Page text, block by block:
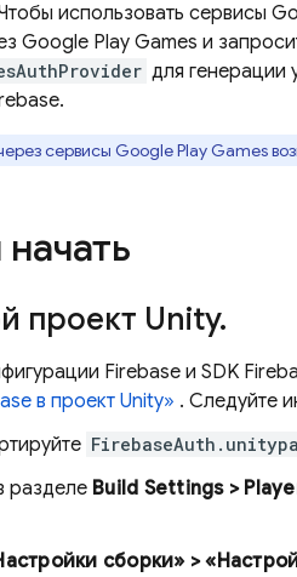
использовать сервисы
Google Play Games и
для генерации
сервисы Google Play Games
проект Unity.
Firebase и SDK
в проект Unity» . Следуйте
разделе Build Settings >
сборки» >